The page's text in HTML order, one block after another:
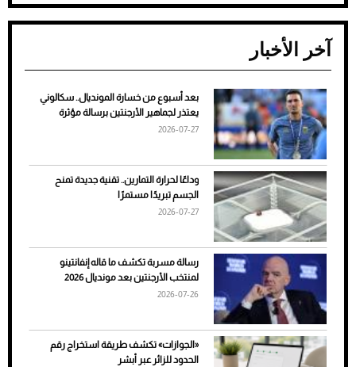
ضعف تبريد مكيف السيارة عند الوقوف.. أشهر
الأسباب والحلول
7 نصائح لاختيار لون البنطلون المناسب للقميص
الأسود
آخر الأخبار
بعد أسبوع من خسارة المونديال.. سكالوني
يعتذر لجماهير الأرجنتين برسالة مؤثرة
2026-07-27
وداعًا لحرارة التمارين.. تقنية جديدة تمنح
الجسم تبريدًا مستمرًا
2026-07-27
رسالة مسربة تكشف ما قاله إنفانتينو
لمنتخب الأرجنتين بعد مونديال 2026
2026-07-26
«الجوازات» تكشف طريقة استخراج رقم
الحدود للزائر عبر أبشر